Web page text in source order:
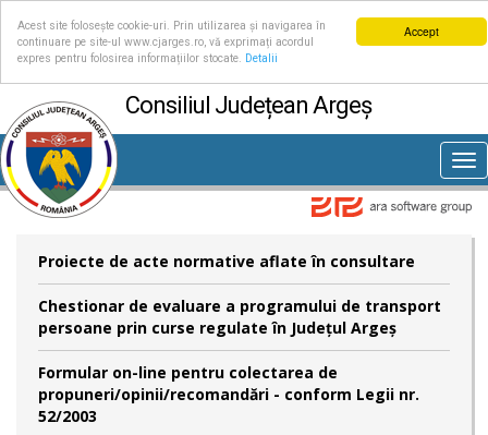
Accept
Acest site folosește cookie-uri. Prin utilizarea și navigarea în
continuare pe site-ul www.cjarges.ro, vă exprimați acordul
expres pentru folosirea informațiilor stocate.
Detalii
Consiliul Județean Argeș
Proiecte de acte normative aflate în consultare
Chestionar de evaluare a programului de transport
persoane prin curse regulate în Județul Argeș
Formular on-line pentru colectarea de
propuneri/opinii/recomandări - conform Legii nr.
52/2003